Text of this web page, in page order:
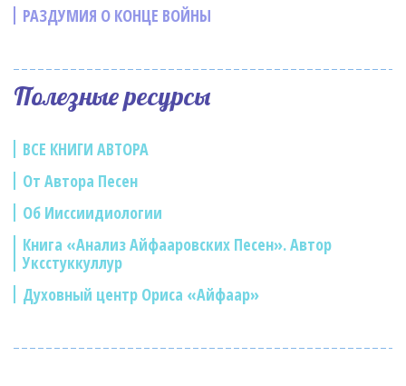
РАЗДУМИЯ О КОНЦЕ ВОЙНЫ
Полезные ресурсы
ВСЕ КНИГИ АВТОРА
От Автора Песен
Об Ииссиидиологии
Книга «Анализ Айфааровских Песен». Автор
Уксстуккуллур
Духовный центр Ориса «Айфаар»